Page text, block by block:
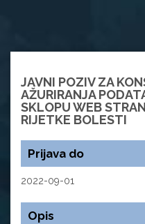
JAVNI POZIV ZA
AŽURIRANJA
SKLOPU WEB
RIJETKE BOLESTI
Prijava do
2022-09-01
Opis